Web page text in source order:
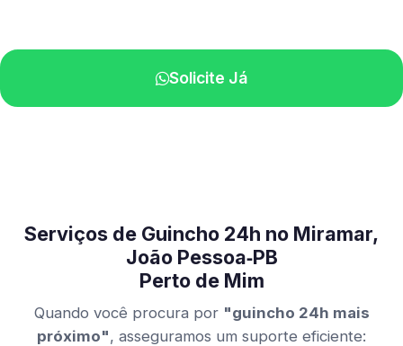
Solicite Já
Serviços de Guincho 24h no Miramar,
João Pessoa‑PB
Perto de Mim
Quando você procura por "guincho 24h mais
próximo", asseguramos um suporte eficiente: